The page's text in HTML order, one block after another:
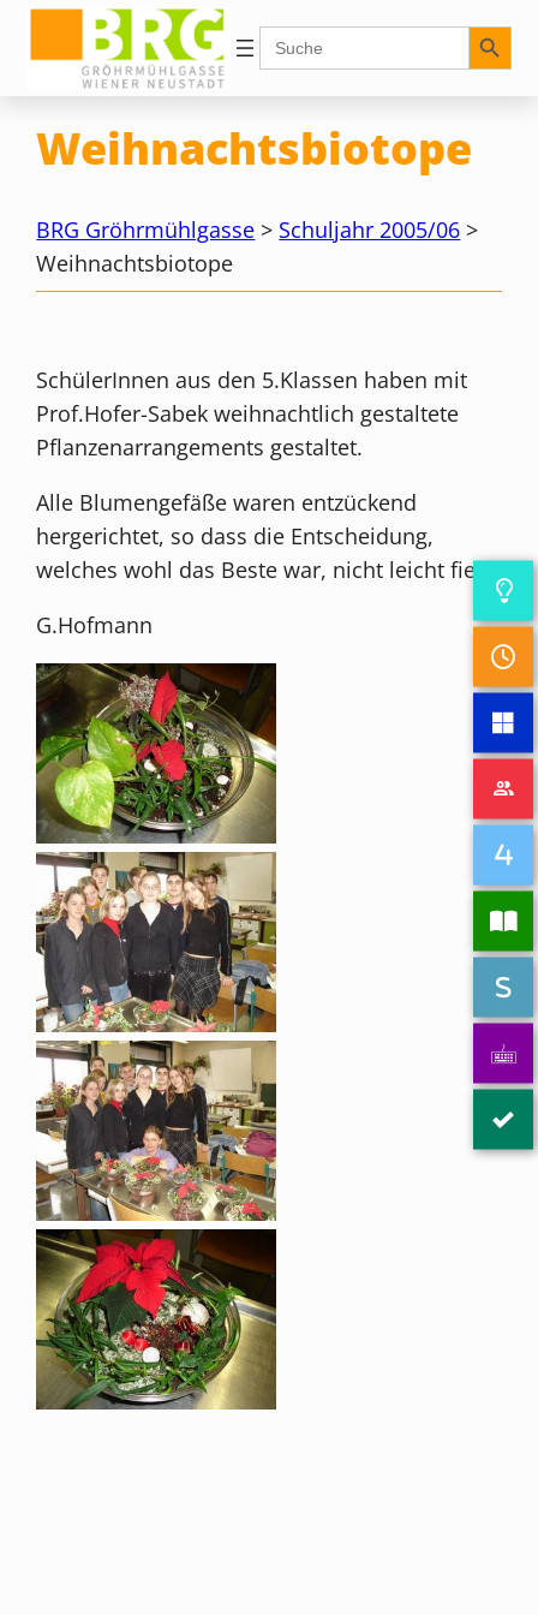
Inhalt
springen
Search
for:
Search Button
Weihnachtsbiotope
BRG Gröhrmühlgasse > Schuljahr 2005/06 >
Weihnachtsbiotope
SchülerInnen aus den 5.Klassen haben mit
Prof.Hofer-Sabek weihnachtlich gestaltete
Pflanzenarrangements gestaltet.
Alle Blumengefäße waren entzückend
hergerichtet, so dass die Entscheidung,
welches wohl das Beste war, nicht leicht fiel.
G.Hofmann